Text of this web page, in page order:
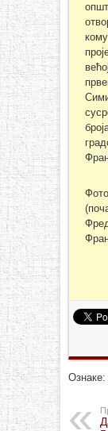
Ознаке: